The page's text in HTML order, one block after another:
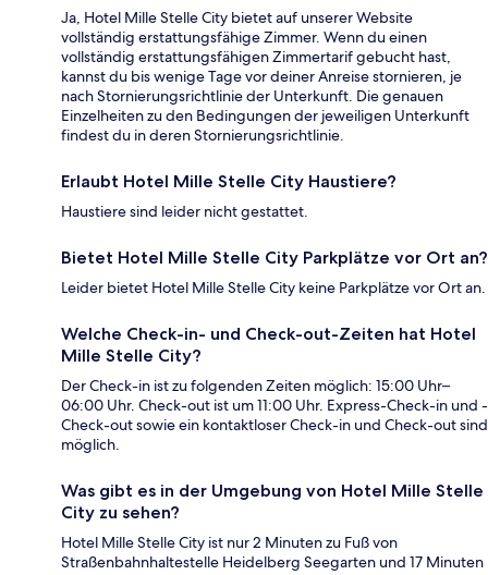
Ja, Hotel Mille Stelle City bietet auf unserer Website
vollständig erstattungsfähige Zimmer. Wenn du einen
vollständig erstattungsfähigen Zimmertarif gebucht hast,
kannst du bis wenige Tage vor deiner Anreise stornieren, je
nach Stornierungsrichtlinie der Unterkunft. Die genauen
Einzelheiten zu den Bedingungen der jeweiligen Unterkunft
findest du in deren Stornierungsrichtlinie.
Erlaubt Hotel Mille Stelle City Haustiere?
Haustiere sind leider nicht gestattet.
Bietet Hotel Mille Stelle City Parkplätze vor Ort an?
Leider bietet Hotel Mille Stelle City keine Parkplätze vor Ort an.
Welche Check-in- und Check-out-Zeiten hat Hotel
Mille Stelle City?
Der Check-in ist zu folgenden Zeiten möglich: 15:00 Uhr–
06:00 Uhr. Check-out ist um 11:00 Uhr. Express-Check-in und -
Check-out sowie ein kontaktloser Check-in und Check-out sind
möglich.
Was gibt es in der Umgebung von Hotel Mille Stelle
City zu sehen?
Hotel Mille Stelle City ist nur 2 Minuten zu Fuß von
Straßenbahnhaltestelle Heidelberg Seegarten und 17 Minuten